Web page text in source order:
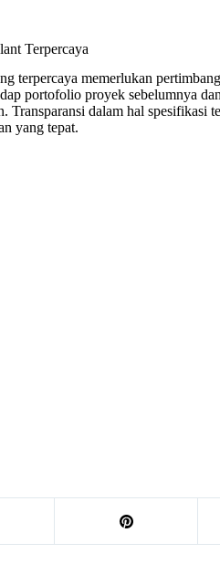
Terpercaya
terpercaya memerlukan
portofolio proyek sebelumnya
Transparansi dalam hal spesifikasi
yang tepat.